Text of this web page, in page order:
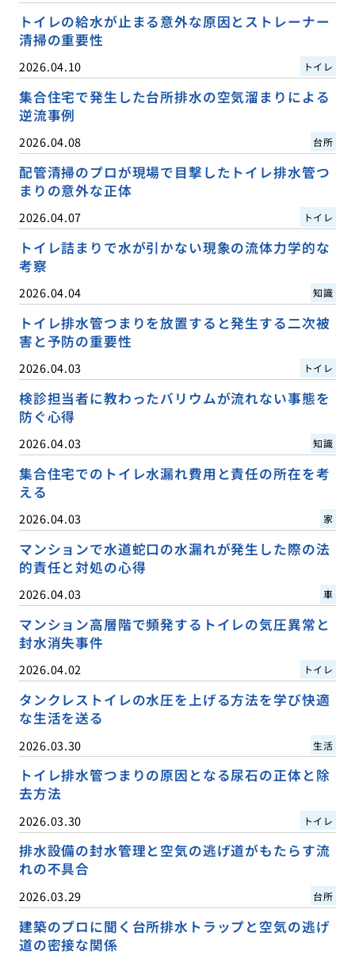
トイレの給水が止まる意外な原因とストレーナー
清掃の重要性
2026.04.10 トイレ
集合住宅で発生した台所排水の空気溜まりによる
逆流事例
2026.04.08 台所
配管清掃のプロが現場で目撃したトイレ排水管つ
まりの意外な正体
2026.04.07 トイレ
トイレ詰まりで水が引かない現象の流体力学的な
考察
2026.04.04 知識
トイレ排水管つまりを放置すると発生する二次被
害と予防の重要性
2026.04.03 トイレ
検診担当者に教わったバリウムが流れない事態を
防ぐ心得
2026.04.03 知識
集合住宅でのトイレ水漏れ費用と責任の所在を考
える
2026.04.03 家
マンションで水道蛇口の水漏れが発生した際の法
的責任と対処の心得
2026.04.03 車
マンション高層階で頻発するトイレの気圧異常と
封水消失事件
2026.04.02 トイレ
タンクレストイレの水圧を上げる方法を学び快適
な生活を送る
2026.03.30 生活
トイレ排水管つまりの原因となる尿石の正体と除
去方法
2026.03.30 トイレ
排水設備の封水管理と空気の逃げ道がもたらす流
れの不具合
2026.03.29 台所
建築のプロに聞く台所排水トラップと空気の逃げ
道の密接な関係